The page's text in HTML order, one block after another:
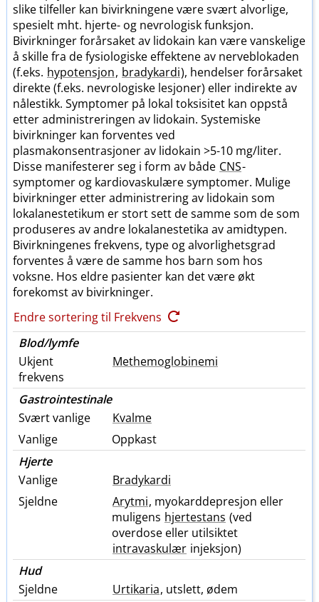
slike tilfeller kan bivirkningene være svært alvorlige,
spesielt mht. hjerte- og nevrologisk funksjon.
Bivirkninger forårsaket av lidokain kan være vanskelige
å skille fra de fysiologiske effektene av nerveblokaden
(f.eks. hypotensjon, bradykardi), hendelser forårsaket
direkte (f.eks. nevrologiske lesjoner) eller indirekte av
nålestikk. Symptomer på lokal toksisitet kan oppstå
etter administreringen av lidokain. Systemiske
bivirkninger kan forventes ved
plasmakonsentrasjoner av lidokain >5-10 mg​/​liter.
Disse manifesterer seg i form av både CNS-
symptomer og kardiovaskulære symptomer. Mulige
bivirkninger etter administrering av lidokain som
lokalanestetikum er stort sett de samme som de som
produseres av andre lokalanestetika av amidtypen.
Bivirkningenes frekvens, type og alvorlighetsgrad
forventes å være de samme hos barn som hos
voksne. Hos eldre pasienter kan det være økt
forekomst av bivirkninger.
Endre sortering til Frekvens
Blod​/​lymfe
Ukjent
frekvens
Methemoglobinemi
Gastrointestinale
Svært vanlige
Kvalme
Vanlige
Oppkast
Hjerte
Vanlige
Bradykardi
Sjeldne
Arytmi, myokarddepresjon eller
muligens hjertestans (ved
overdose eller utilsiktet
intravaskulær injeksjon)
Hud
Sjeldne
Urtikaria, utslett, ødem